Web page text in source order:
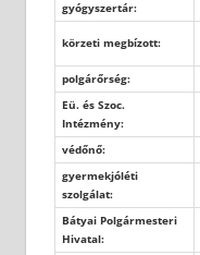
gyógyszertár:
körzeti megbízott:
polgárőrség:
Eü. és Szoc.
Intézmény:
védőnő:
gyermekjóléti
szolgálat:
Bátyai Polgármesteri
Hivatal: